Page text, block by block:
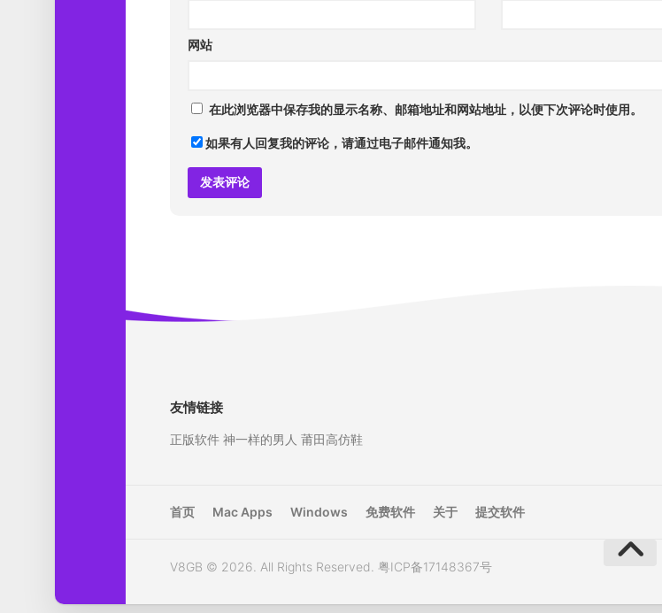
网站
在此浏览器中保存我的显示名称、邮箱地址和网站地址，以便下次评论时使用。
如果有人回复我的评论，请通过电子邮件通知我。
友情链接
正版软件 神一样的男人 莆田高仿鞋
首页 Mac Apps Windows 免费软件 关于 提交软件
V8GB © 2026. All Rights Reserved. 粤ICP备17148367号